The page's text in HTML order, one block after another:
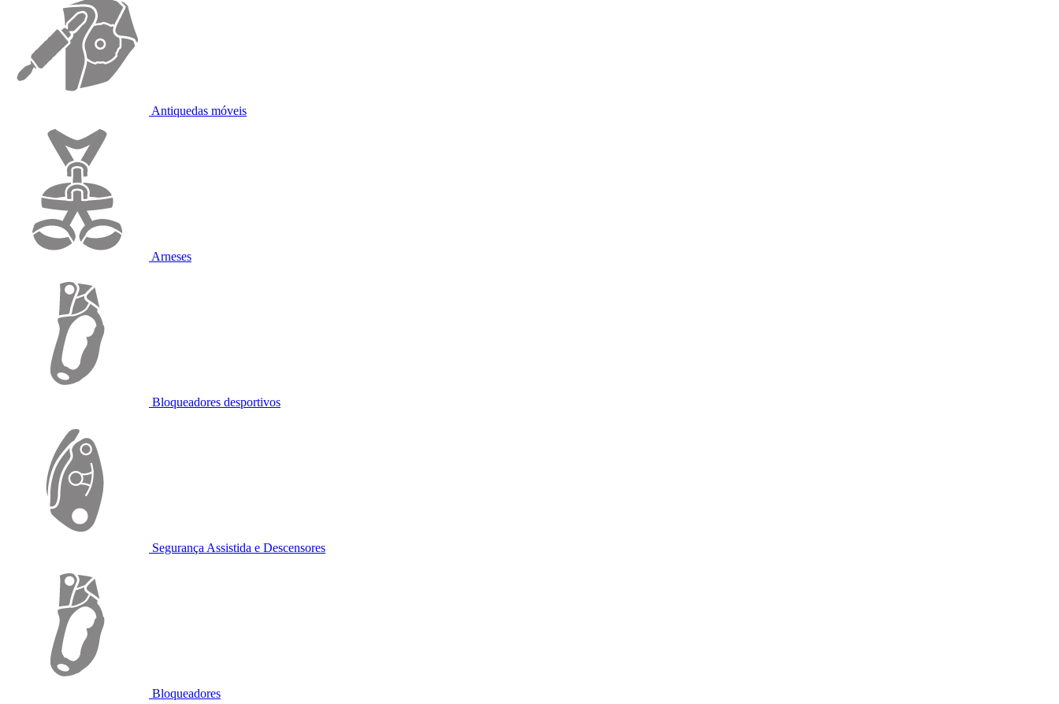
Antiquedas móveis
Arneses
Bloqueadores desportivos
Segurança Assistida e Descensores
Bloqueadores